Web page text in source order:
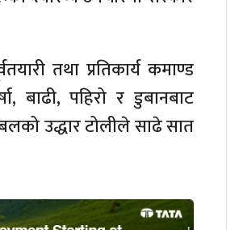
तथा प्रतिकार्यकमाण्ड
बाढी, पहिरो र डुबानबाट
बलकोउद्धारटोलीले साढे सात